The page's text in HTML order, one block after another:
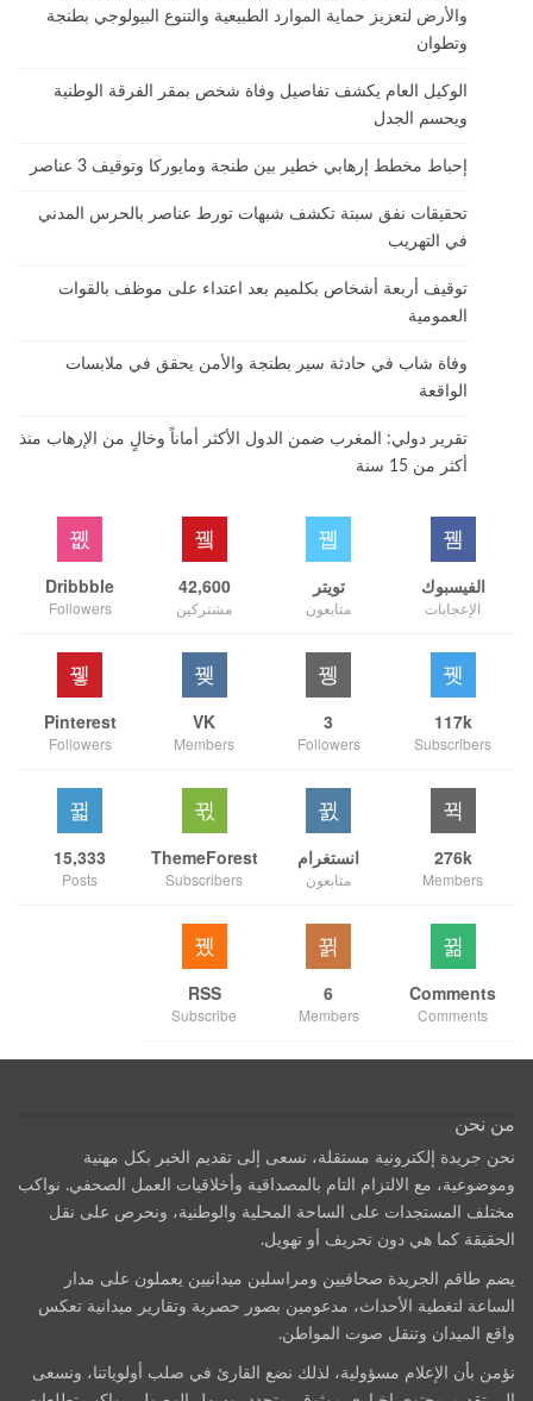
والأرض لتعزيز حماية الموارد الطبيعية والتنوع البيولوجي بطنجة
وتطوان
الوكيل العام يكشف تفاصيل وفاة شخص بمقر الفرقة الوطنية
ويحسم الجدل
إحباط مخطط إرهابي خطير بين طنجة ومايوركا وتوقيف 3 عناصر
تحقيقات نفق سبتة تكشف شبهات تورط عناصر بالحرس المدني
في التهريب
توقيف أربعة أشخاص بكلميم بعد اعتداء على موظف بالقوات
العمومية
وفاة شاب في حادثة سير بطنجة والأمن يحقق في ملابسات
الواقعة
تقرير دولي: المغرب ضمن الدول الأكثر أماناً وخالٍ من الإرهاب منذ
أكثر من 15 سنة
الفيسبوك
الإعجابات
تويتر
متابعون
42,600
مشتركين
Dribbble
Followers
117k
Subscribers
3
Followers
VK
Members
Pinterest
Followers
276k
Members
انستغرام
متابعون
ThemeForest
Subscribers
15,333
Posts
Comments
Comments
6
Members
RSS
Subscribe
من نحن
نحن جريدة إلكترونية مستقلة، نسعى إلى تقديم الخبر بكل مهنية
وموضوعية، مع الالتزام التام بالمصداقية وأخلاقيات العمل الصحفي. نواكب
مختلف المستجدات على الساحة المحلية والوطنية، ونحرص على نقل
الحقيقة كما هي دون تحريف أو تهويل.
يضم طاقم الجريدة صحافيين ومراسلين ميدانيين يعملون على مدار
الساعة لتغطية الأحداث، مدعومين بصور حصرية وتقارير ميدانية تعكس
واقع الميدان وتنقل صوت المواطن.
نؤمن بأن الإعلام مسؤولية، لذلك نضع القارئ في صلب أولوياتنا، ونسعى